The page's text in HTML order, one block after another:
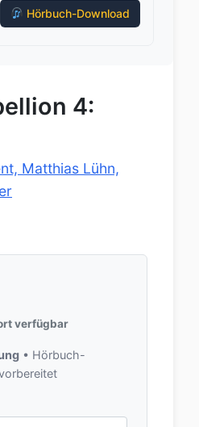
Hörbuch-Download
4:
Matthias Lühn,
verfügbar
• Hörbuch-